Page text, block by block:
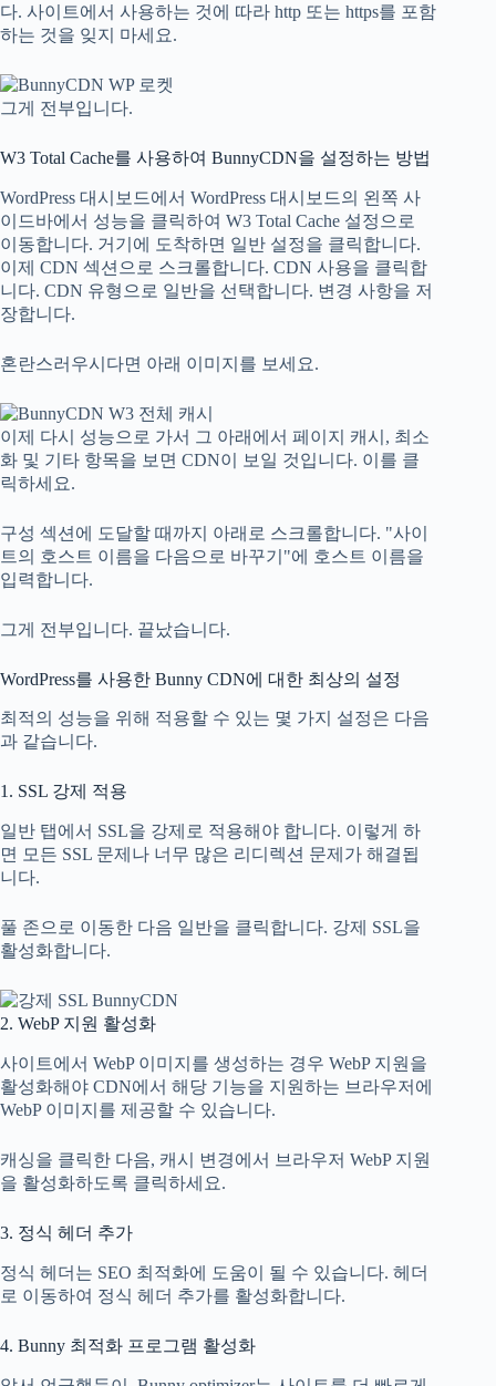
다. 사이트에서 사용하는 것에 따라 http 또는 https를 포함
하는 것을 잊지 마세요.
그게 전부입니다.
W3 Total Cache를 사용하여 BunnyCDN을 설정하는 방법
WordPress 대시보드에서 WordPress 대시보드의 왼쪽 사
이드바에서 성능을 클릭하여 W3 Total Cache 설정으로
이동합니다. 거기에 도착하면 일반 설정을 클릭합니다.
이제 CDN 섹션으로 스크롤합니다. CDN 사용을 클릭합
니다. CDN 유형으로 일반을 선택합니다. 변경 사항을 저
장합니다.
혼란스러우시다면 아래 이미지를 보세요.
이제 다시 성능으로 가서 그 아래에서 페이지 캐시, 최소
화 및 기타 항목을 보면 CDN이 보일 것입니다. 이를 클
릭하세요.
구성 섹션에 도달할 때까지 아래로 스크롤합니다. "사이
트의 호스트 이름을 다음으로 바꾸기"에 호스트 이름을
입력합니다.
그게 전부입니다. 끝났습니다.
WordPress를 사용한 Bunny CDN에 대한 최상의 설정
최적의 성능을 위해 적용할 수 있는 몇 가지 설정은 다음
과 같습니다.
1. SSL 강제 적용
일반 탭에서 SSL을 강제로 적용해야 합니다. 이렇게 하
면 모든 SSL 문제나 너무 많은 리디렉션 문제가 해결됩
니다.
풀 존으로 이동한 다음 일반을 클릭합니다. 강제 SSL을
활성화합니다.
2. WebP 지원 활성화
사이트에서 WebP 이미지를 생성하는 경우 WebP 지원을
활성화해야 CDN에서 해당 기능을 지원하는 브라우저에
WebP 이미지를 제공할 수 있습니다.
캐싱을 클릭한 다음, 캐시 변경에서 브라우저 WebP 지원
을 활성화하도록 클릭하세요.
3. 정식 헤더 추가
정식 헤더는 SEO 최적화에 도움이 될 수 있습니다. 헤더
로 이동하여 정식 헤더 추가를 활성화합니다.
4. Bunny 최적화 프로그램 활성화